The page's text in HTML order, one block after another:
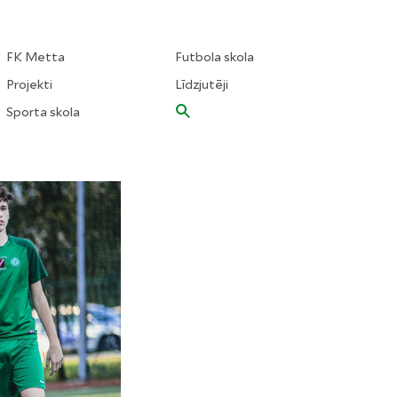
FK Metta
Projekti
Sporta skola
Futbola skola
Līdzjutēji